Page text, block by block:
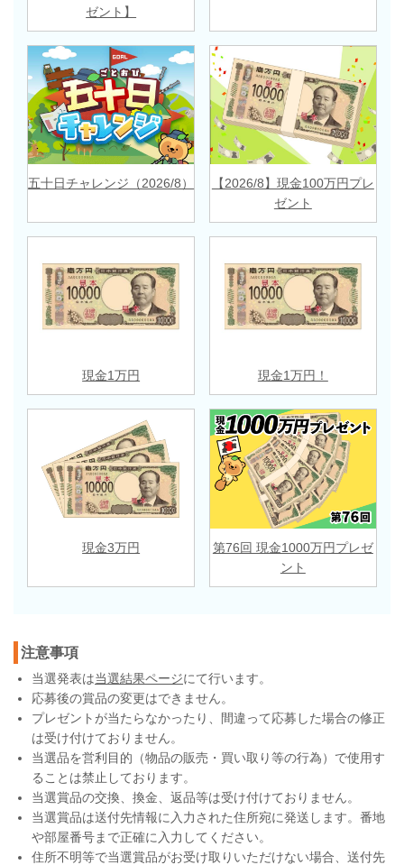
ゼント】
五十日チャレンジ（2026/8）
【2026/8】現金100万円プレ
ゼント
現金1万円 現金1万円！
現金3万円
第76回 現金1000万円プレゼ
ント
注意事項
当選発表は当選結果ページにて行います。
応募後の賞品の変更はできません。
プレゼントが当たらなかったり、間違って応募した場合の修正
は受け付けておりません。
当選品を営利目的（物品の販売・買い取り等の行為）で使用す
ることは禁止しております。
当選賞品の交換、換金、返品等は受け付けておりません。
当選賞品は送付先情報に入力された住所宛に発送します。番地
や部屋番号まで正確に入力してください。
住所不明等で当選賞品がお受け取りいただけない場合、送付先